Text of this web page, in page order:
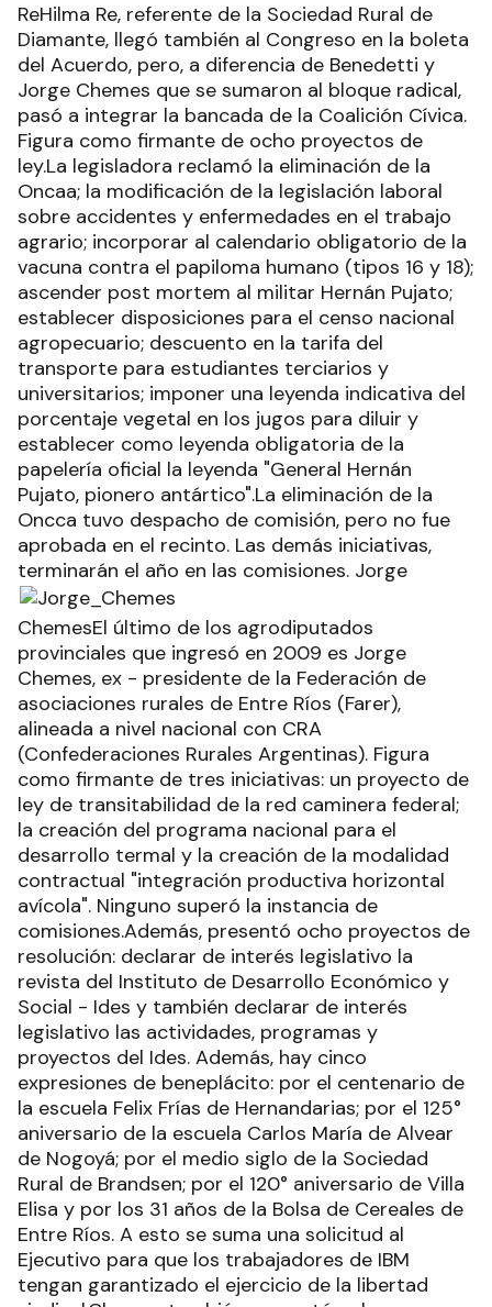
ReHilma Re, referente de la Sociedad Rural de
Diamante, llegó también al Congreso en la boleta
del Acuerdo, pero, a diferencia de Benedetti y
Jorge Chemes que se sumaron al bloque radical,
pasó a integrar la bancada de la Coalición Cívica.
Figura como firmante de ocho proyectos de
ley.La legisladora reclamó la eliminación de la
Oncaa; la modificación de la legislación laboral
sobre accidentes y enfermedades en el trabajo
agrario; incorporar al calendario obligatorio de la
vacuna contra el papiloma humano (tipos 16 y 18);
ascender post mortem al militar Hernán Pujato;
establecer disposiciones para el censo nacional
agropecuario; descuento en la tarifa del
transporte para estudiantes terciarios y
universitarios; imponer una leyenda indicativa del
porcentaje vegetal en los jugos para diluir y
establecer como leyenda obligatoria de la
papelería oficial la leyenda "General Hernán
Pujato, pionero antártico".La eliminación de la
Oncca tuvo despacho de comisión, pero no fue
aprobada en el recinto. Las demás iniciativas,
terminarán el año en las comisiones. Jorge
ChemesEl último de los agrodiputados
provinciales que ingresó en 2009 es Jorge
Chemes, ex - presidente de la Federación de
asociaciones rurales de Entre Ríos (Farer),
alineada a nivel nacional con CRA
(Confederaciones Rurales Argentinas). Figura
como firmante de tres iniciativas: un proyecto de
ley de transitabilidad de la red caminera federal;
la creación del programa nacional para el
desarrollo termal y la creación de la modalidad
contractual "integración productiva horizontal
avícola". Ninguno superó la instancia de
comisiones.Además, presentó ocho proyectos de
resolución: declarar de interés legislativo la
revista del Instituto de Desarrollo Económico y
Social - Ides y también declarar de interés
legislativo las actividades, programas y
proyectos del Ides. Además, hay cinco
expresiones de beneplácito: por el centenario de
la escuela Felix Frías de Hernandarias; por el 125°
aniversario de la escuela Carlos María de Alvear
de Nogoyá; por el medio siglo de la Sociedad
Rural de Brandsen; por el 120° aniversario de Villa
Elisa y por los 31 años de la Bolsa de Cereales de
Entre Ríos. A esto se suma una solicitud al
Ejecutivo para que los trabajadores de IBM
tengan garantizado el ejercicio de la libertad